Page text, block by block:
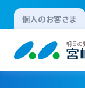
個人のお客さま